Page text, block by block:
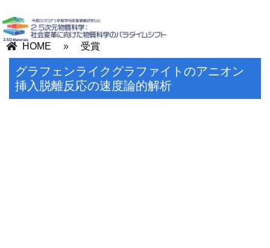
HOME » 受賞
グラフェンライクグラファイトのアニオン
挿入脱離反応の速度論的解析